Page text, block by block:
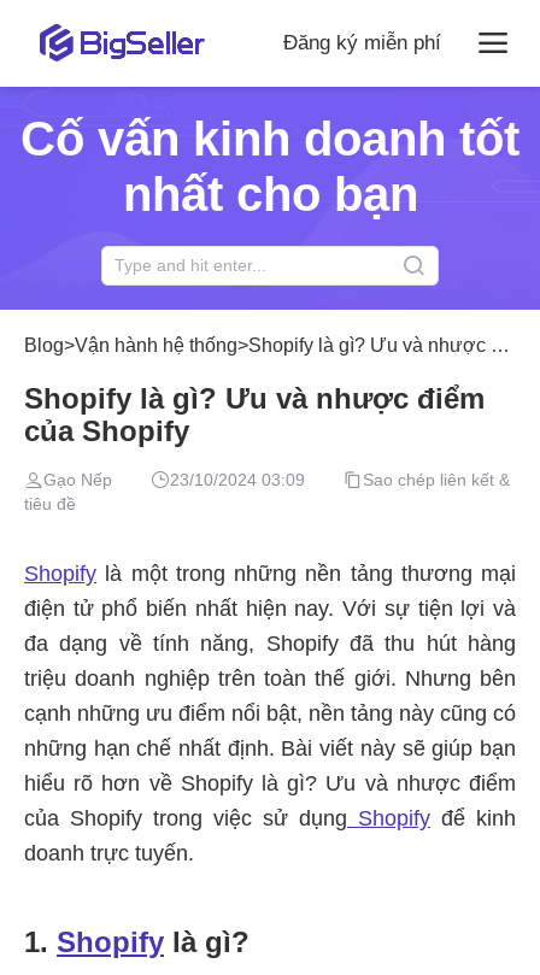
Đăng ký miễn phí
Cố vấn kinh doanh tốt
nhất cho bạn
Blog>Vận hành hệ thống>Shopify là gì? Ưu và nhược điểm của Shopify
Shopify là gì? Ưu và nhược điểm
của Shopify
Gạo Nếp 23/10/2024 03:09
Sao chép liên kết &
tiêu đề